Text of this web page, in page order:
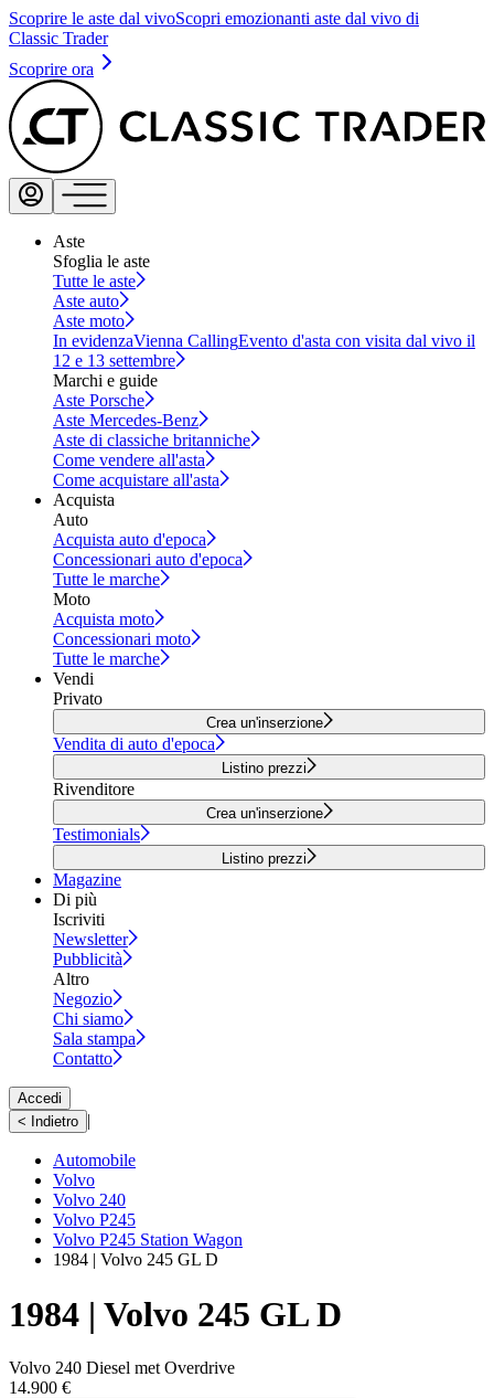
Scoprire le aste dal vivoScopri emozionanti aste dal vivo di
Classic Trader
Scoprire ora
Aste
Sfoglia le aste
Tutte le aste
Aste auto
Aste moto
In evidenzaVienna CallingEvento d'asta con visita dal vivo il
12 e 13 settembre
Marchi e guide
Aste Porsche
Aste Mercedes-Benz
Aste di classiche britanniche
Come vendere all'asta
Come acquistare all'asta
Acquista
Auto
Acquista auto d'epoca
Concessionari auto d'epoca
Tutte le marche
Moto
Acquista moto
Concessionari moto
Tutte le marche
Vendi
Privato
Crea un'inserzione
Vendita di auto d'epoca
Listino prezzi
Rivenditore
Crea un'inserzione
Testimonials
Listino prezzi
Magazine
Di più
Iscriviti
Newsletter
Pubblicità
Altro
Negozio
Chi siamo
Sala stampa
Contatto
Accedi
< Indietro |
Automobile
Volvo
Volvo 240
Volvo P245
Volvo P245 Station Wagon
1984 | Volvo 245 GL D
1984 | Volvo 245 GL D
Volvo 240 Diesel met Overdrive
14.900 €